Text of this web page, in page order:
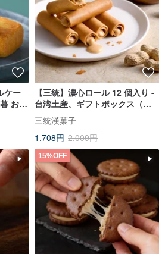
ケー
お中
【三統】濃心ロール 12 個入り -
台湾土産、ギフトボックス（旧
正月、中秋節、端午節）
三統漢菓子
1,708円 2,009円
15%OFF